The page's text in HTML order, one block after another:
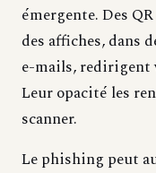
émergente. Des
des affiches, dans
e-mails, redirigent
Leur opacité les
scanner.
Le phishing peut